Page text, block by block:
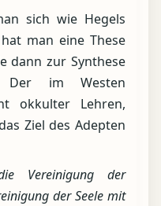
sich wie Hegels
man eine These
dann zur Synthese
Der im Westen
okkulter Lehren,
Ziel des Adepten
Vereinigung der
der Seele mit